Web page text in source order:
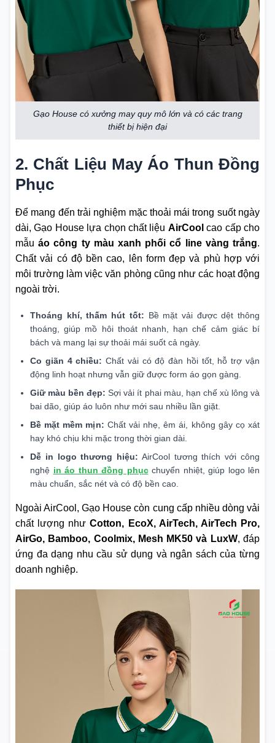
Gạo House có xưởng may quy mô lớn và có các trang
thiết bị hiện đại
2. Chất Liệu May Áo Thun Đồng
Phục
Để mang đến trải nghiệm mặc thoải mái trong suốt ngày
dài, Gạo House lựa chọn chất liệu AirCool cao cấp cho
mẫuáo công ty màu xanh phối cổ line vàng trắng.
Chất vải có độ bền cao, lên form đẹp và phù hợp với
môi trường làm việc văn phòng cũng như các hoạt động
ngoài trời.
Thoáng khí, thấm hút tốt: Bề mặt vải được dệt thông
thoáng, giúp mồ hôi thoát nhanh, hạn chế cảm giác bí
bách và mang lại sự thoải mái suốt cả ngày.
Co giãn 4 chiều: Chất vải có độ đàn hồi tốt, hỗ trợ vận
động linh hoạt nhưng vẫn giữ được form áo gọn gàng.
Giữ màu bền đẹp: Sợi vải ít phai màu, hạn chế xù lông và
bai dão, giúp áo luôn như mới sau nhiều lần giặt.
Bề mặt mềm mịn: Chất vải nhẹ, êm ái, không gây cọ xát
hay khó chịu khi mặc trong thời gian dài.
Dễ in logo thương hiệu: AirCool tương thích với công
nghệ in áo thun đồng phụcchuyển nhiệt, giúp logo lên
màu chuẩn, sắc nét và có độ bền cao.
Ngoài AirCool, Gạo House còn cung cấp nhiều dòng vải
chất lượng nhưCotton, EcoX, AirTech, AirTech Pro,
AirGo, Bamboo, Coolmix, Mesh MK50 và LuxW, đáp
ứng đa dạng nhu cầu sử dụng và ngân sách của từng
doanh nghiệp.